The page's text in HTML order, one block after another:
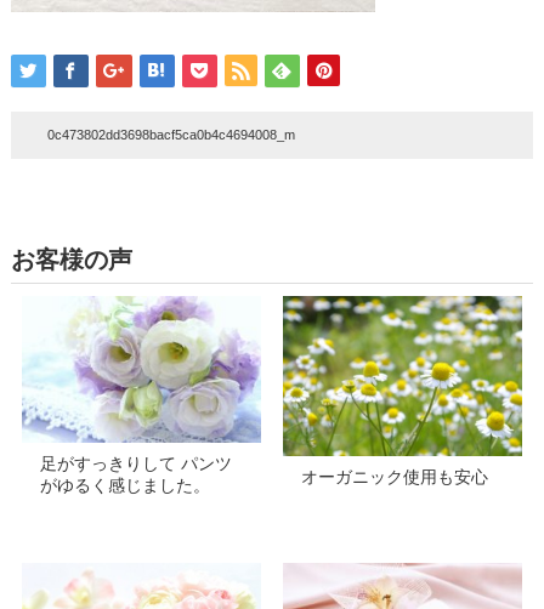
0c473802dd3698bacf5ca0b4c4694008_m
お客様の声
足がすっきりして パンツ
がゆるく感じました。
オーガニック使用も安心